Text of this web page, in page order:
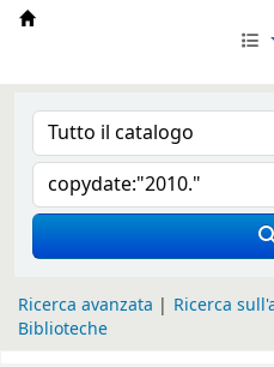
Biblioteca Iglesia
Ricerca avanzata Ricerca
Biblioteche